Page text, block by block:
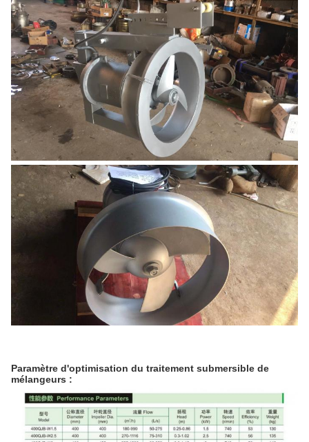
Paramètre d'optimisation du traitement submersible de
mélangeurs :